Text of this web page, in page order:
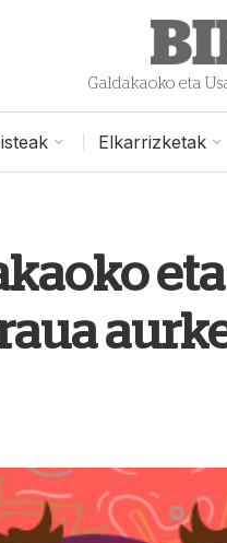
Galdakaoko eta
Elkarrizketak